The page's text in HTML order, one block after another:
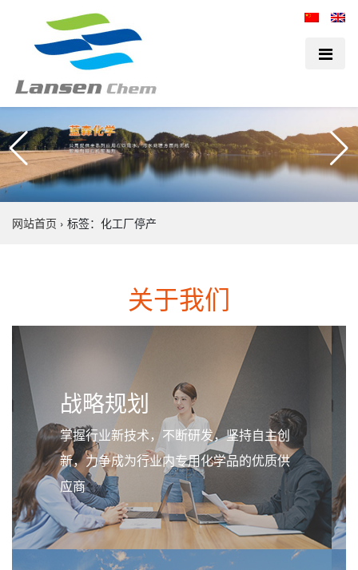
网站首页 › 标签：化工厂停产
关于我们
战略规划
掌握行业新技术，不断研发，坚持自主创
新，力争成为行业内专用化学品的优质供
应商